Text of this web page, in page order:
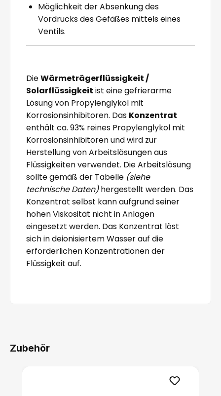
Möglichkeit der Absenkung des
Vordrucks des Gefäßes mittels eines
Ventils.
DieWärmeträgerflüssigkeit /
Solarflüssigkeit ist eine gefrierarme
Lösung von Propylenglykol mit
Korrosionsinhibitoren. Das Konzentrat
enthält ca. 93% reines Propylenglykol mit
Korrosionsinhibitoren und wird zur
Herstellung von Arbeitslösungen aus
Flüssigkeiten verwendet. Die Arbeitslösung
sollte gemäß der Tabelle (siehe
technische Daten)hergestellt werden. Das
Konzentrat selbst kann aufgrund seiner
hohen Viskosität nicht in Anlagen
eingesetzt werden. Das Konzentrat löst
sich in deionisiertem Wasser auf die
erforderlichen Konzentrationen der
Flüssigkeit auf.
Zubehör